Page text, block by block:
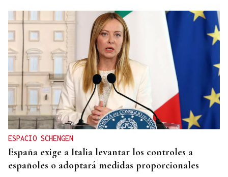
ESPACIO SCHENGEN
España exige a Italia levantar los controles a
españoles o adoptará medidas proporcionales